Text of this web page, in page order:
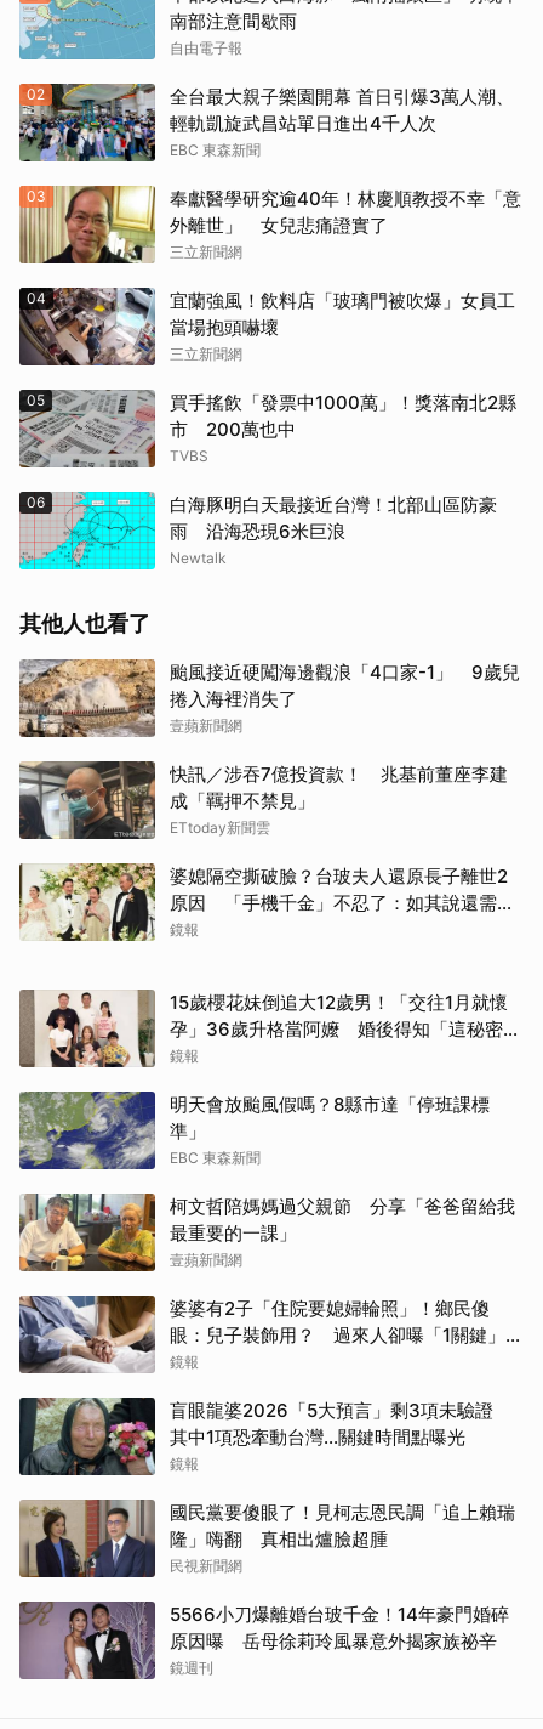
南部注意間歇雨
自由電子報
02
全台最大親子樂園開幕 首日引爆3萬人潮、
輕軌凱旋武昌站單日進出4千人次
EBC 東森新聞
03
奉獻醫學研究逾40年！林慶順教授不幸「意
外離世」 女兒悲痛證實了
三立新聞網
04
宜蘭強風！飲料店「玻璃門被吹爆」女員工
當場抱頭嚇壞
三立新聞網
05
買手搖飲「發票中1000萬」！獎落南北2縣
市 200萬也中
TVBS
06
白海豚明白天最接近台灣！北部山區防豪
雨 沿海恐現6米巨浪
Newtalk
其他人也看了
颱風接近硬闖海邊觀浪「4口家-1」 9歲兒
捲入海裡消失了
壹蘋新聞網
快訊／涉吞7億投資款！ 兆基前董座李建
成「羈押不禁見」
ETtoday新聞雲
婆媳隔空撕破臉？台玻夫人還原長子離世2
原因 「手機千金」不忍了：如其說還需要
離開嗎？
鏡報
15歲櫻花妹倒追大12歲男！「交往1月就懷
孕」36歲升格當阿嬤 婚後得知「這秘密」
傻眼了
鏡報
明天會放颱風假嗎？8縣市達「停班課標
準」
EBC 東森新聞
柯文哲陪媽媽過父親節 分享「爸爸留給我
最重要的一課」
壹蘋新聞網
婆婆有2子「住院要媳婦輪照」！鄉民傻
眼：兒子裝飾用？ 過來人卻曝「1關鍵」才
做決定
鏡報
盲眼龍婆2026「5大預言」剩3項未驗證
其中1項恐牽動台灣...關鍵時間點曝光
鏡報
國民黨要傻眼了！見柯志恩民調「追上賴瑞
隆」嗨翻 真相出爐臉超腫
民視新聞網
5566小刀爆離婚台玻千金！14年豪門婚碎
原因曝 岳母徐莉玲風暴意外揭家族祕辛
鏡週刊